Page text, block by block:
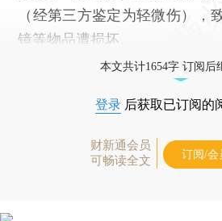
（经第三方鉴定为轻微伤），
镜等物品遭损坏。
本文共计1654字 订阅后
登录 后获取已订阅的
财新通会员
可畅读全文
订阅/会